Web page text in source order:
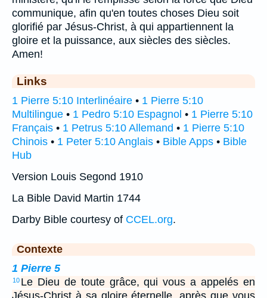
communique, afin qu'en toutes choses Dieu soit
glorifié par Jésus-Christ, à qui appartiennent la
gloire et la puissance, aux siècles des siècles.
Amen!
Links
1 Pierre 5:10 Interlinéaire • 1 Pierre 5:10
Multilingue • 1 Pedro 5:10 Espagnol • 1 Pierre 5:10
Français • 1 Petrus 5:10 Allemand • 1 Pierre 5:10
Chinois • 1 Peter 5:10 Anglais • Bible Apps • Bible
Hub
Version Louis Segond 1910
La Bible David Martin 1744
Darby Bible courtesy of CCEL.org.
Contexte
1 Pierre 5
10 Le Dieu de toute grâce, qui vous a appelés en
Jésus-Christ à sa gloire éternelle, après que vous